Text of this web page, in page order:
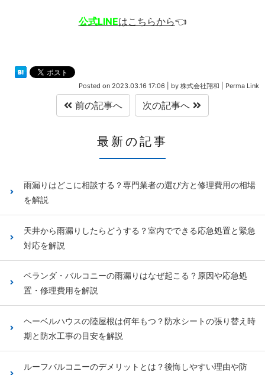
公式LINEはこちらから👈
Posted on 2023.03.16 17:06 by 株式会社翔和 Perma Link
前の記事へ 次の記事へ
最新の記事
雨漏りはどこに相談する？専門業者の選び方と修理費用の相場
を解説
天井から雨漏りしたらどうする？室内でできる応急処置と緊急
対応を解説
ベランダ・バルコニーの雨漏りはなぜ起こる？原因や応急処
置・修理費用を解説
ヘーベルハウスの陸屋根は何年もつ？防水シートの張り替え時
期と防水工事の目安を解説
ルーフバルコニーのデメリットとは？後悔しやすい理由や防